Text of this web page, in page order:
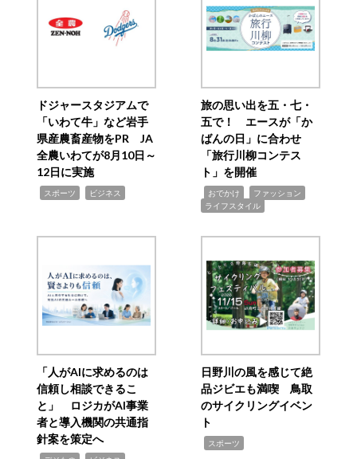
ドジャースタジアムで
「いわて牛」など岩手
県産農畜産物をPR JA
全農いわてが8月10日～
12日に実施
スポーツ ビジネス
旅の思い出を五・七・
五で！ エースが「か
ばんの日」に合わせ
「旅行川柳コンテス
ト」を開催
おでかけ ファッション
ライフスタイル
「人がAIに求めるのは
信頼し相談できるこ
と」 ロジカがAI事業
者と導入機関の共通指
針案を策定へ
日野川の風を感じて絶
品ジビエも満喫 鳥取
のサイクリングイベン
ト
スポーツ